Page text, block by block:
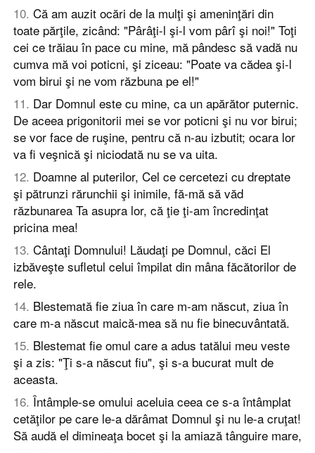
10. Că am auzit ocări de la mulţi şi ameninţări din
toate părţile, zicând: "Pârâţi-l şi-l vom pârî şi noi!" Toţi
cei ce trăiau în pace cu mine, mă pândesc să vadă nu
cumva mă voi poticni, şi ziceau: "Poate va cădea şi-l
vom birui şi ne vom răzbuna pe el!"
11. Dar Domnul este cu mine, ca un apărător puternic.
De aceea prigonitorii mei se vor poticni şi nu vor birui;
se vor face de ruşine, pentru că n-au izbutit; ocara lor
va fi veşnică şi niciodată nu se va uita.
12. Doamne al puterilor, Cel ce cercetezi cu dreptate
şi pătrunzi rărunchii şi inimile, fă-mă să văd
răzbunarea Ta asupra lor, că ţie ţi-am încredinţat
pricina mea!
13. Cântaţi Domnului! Lăudaţi pe Domnul, căci El
izbăveşte sufletul celui împilat din mâna făcătorilor de
rele.
14. Blestemată fie ziua în care m-am născut, ziua în
care m-a născut maică-mea să nu fie binecuvântată.
15. Blestemat fie omul care a adus tatălui meu veste
şi a zis: "Ţi s-a născut fiu", şi s-a bucurat mult de
aceasta.
16. Întâmple-se omului aceluia ceea ce s-a întâmplat
cetăţilor pe care le-a dărâmat Domnul şi nu le-a cruţat!
Să audă el dimineaţa bocet şi la amiază tânguire mare,